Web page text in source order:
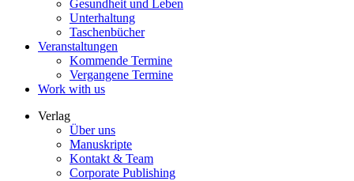
Gesundheit und Leben
Unterhaltung
Taschenbücher
Veranstaltungen
Kommende Termine
Vergangene Termine
Work with us
Verlag
Über uns
Manuskripte
Kontakt & Team
Corporate Publishing